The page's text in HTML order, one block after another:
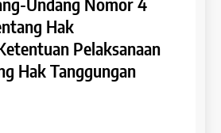
Hak
Pelaksanaan
Hak Tanggungan